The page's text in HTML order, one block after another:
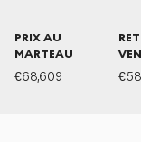
PRIX AU
MARTEAU
€68,609 €